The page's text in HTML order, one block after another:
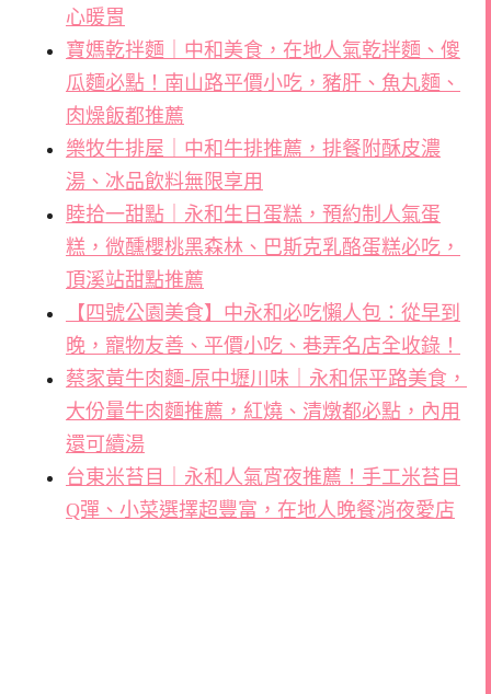
心暖胃
寶媽乾拌麵｜中和美食，在地人氣乾拌麵、傻
瓜麵必點！南山路平價小吃，豬肝、魚丸麵、
肉燥飯都推薦
樂牧牛排屋｜中和牛排推薦，排餐附酥皮濃
湯、冰品飲料無限享用
睦拾一甜點｜永和生日蛋糕，預約制人氣蛋
糕，微醺櫻桃黑森林、巴斯克乳酪蛋糕必吃，
頂溪站甜點推薦
【四號公園美食】中永和必吃懶人包：從早到
晚，寵物友善、平價小吃、巷弄名店全收錄！
蔡家黃牛肉麵-原中壢川味｜永和保平路美食，
大份量牛肉麵推薦，紅燒、清燉都必點，內用
還可續湯
台東米苔目｜永和人氣宵夜推薦！手工米苔目
Q彈、小菜選擇超豐富，在地人晚餐消夜愛店